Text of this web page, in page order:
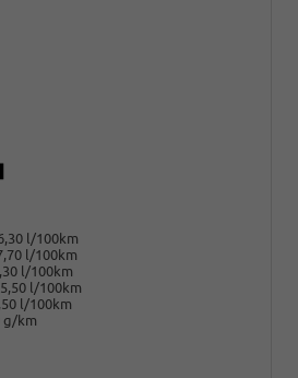
l/100km
l/100km
l/100km
5,50 l/100km
l/100km
g/km